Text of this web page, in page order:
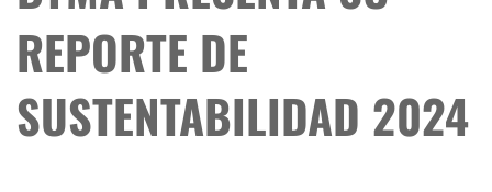
REPORTE DE
SUSTENTABILIDAD 2024